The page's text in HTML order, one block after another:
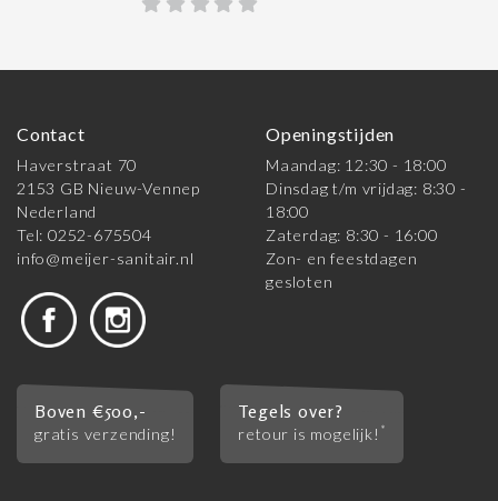
Contact
Haverstraat 70
2153 GB Nieuw-Vennep
Nederland
Tel: 0252-675504
info@meijer-sanitair.nl
Openingstijden
Maandag: 12:30 - 18:00
Dinsdag t/m vrijdag: 8:30 -
18:00
Zaterdag: 8:30 - 16:00
Zon- en feestdagen
gesloten
Boven €500,-
gratis verzending!
Tegels over?
retour is mogelijk! *